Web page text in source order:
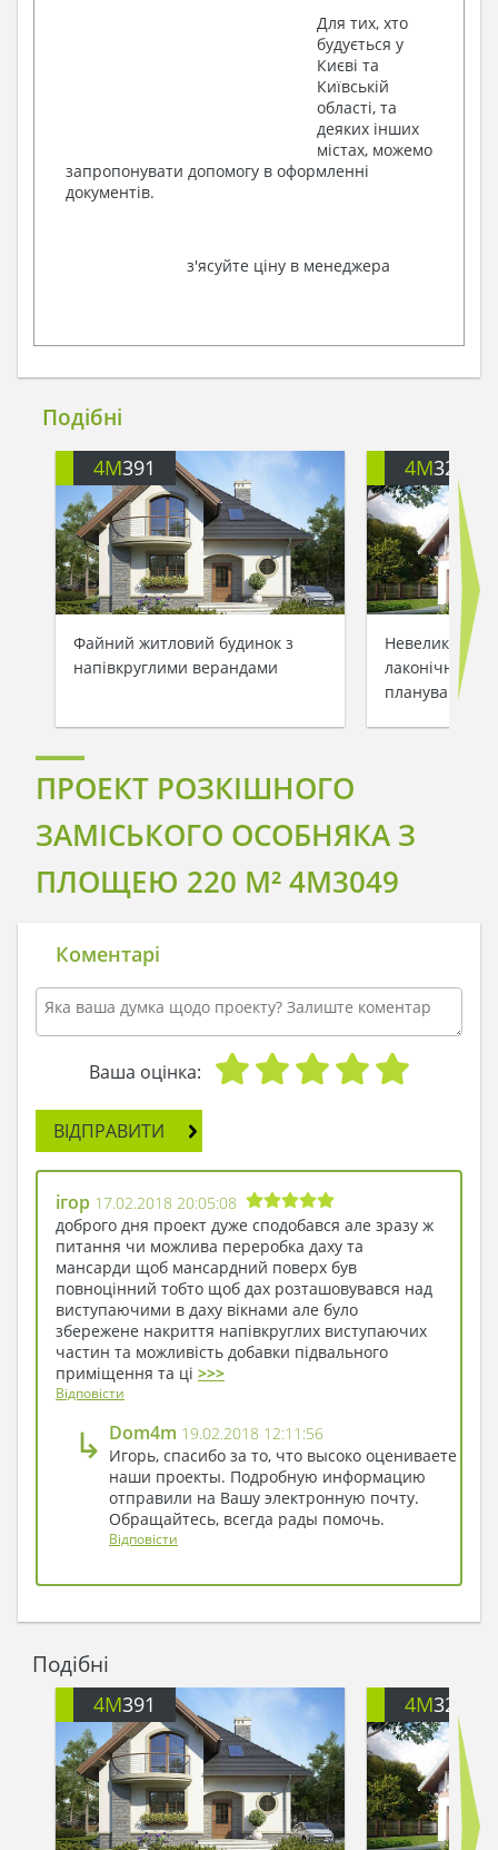
Для тих, хто
будується у
Києві та
Київській
області, та
деяких інших
містах, можемо
запропонувати допомогу в оформленні
документів.
з'ясуйте ціну в менеджера
Подібні
4M391
Файний житловий будинок з
напівкруглими верандами
4M3200
Невеликий
лаконічним
плануванням
ПРОЕКТ РОЗКІШНОГО
ЗАМІСЬКОГО ОСОБНЯКА З
ПЛОЩЕЮ 220 M² 4M3049
Коментарі
Ваша оцінка:
ВІДПРАВИТИ
ігор 17.02.2018 20:05:08
доброго дня проект дуже сподобався але зразу ж
питання чи можлива переробка даху та
мансарди щоб мансардний поверх був
повноцінний тобто щоб дах розташовувався над
виступаючими в даху вікнами але було
збережене накриття напівкруглих виступаючих
частин та можливість добавки підвального
приміщення та ці >>>
Відповісти
↳ Dom4m 19.02.2018 12:11:56
Игорь, спасибо за то, что высоко оцениваете
наши проекты. Подробную информацию
отправили на Вашу электронную почту.
Обращайтесь, всегда рады помочь.
Відповісти
Подібні
4M391 4M3200